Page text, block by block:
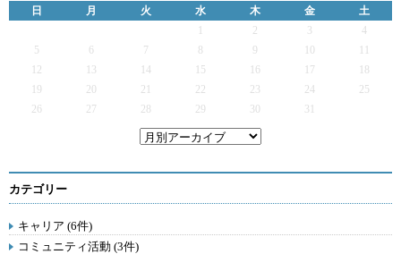
日 月 火 水 木 金
土
2 3
4
5
6 7 9
12
13 14 15 16 17
19
20 21 22 23 24
25
26
27 28 29 30 31
カテゴリー
キャリア (6件)
コミュニティ活動 (3件)